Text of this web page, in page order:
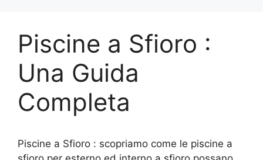
Piscine a Sfioro :
Una Guida
Completa
Piscine a Sfioro : scopriamo come le piscine a